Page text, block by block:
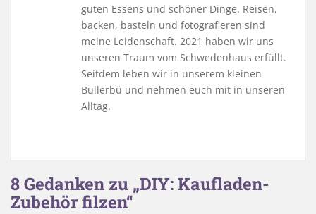
guten Essens und schöner Dinge. Reisen,
backen, basteln und fotografieren sind
meine Leidenschaft. 2021 haben wir uns
unseren Traum vom Schwedenhaus erfüllt.
Seitdem leben wir in unserem kleinen
Bullerbü und nehmen euch mit in unseren
Alltag.
8 Gedanken zu „DIY: Kaufladen-
Zubehör filzen“